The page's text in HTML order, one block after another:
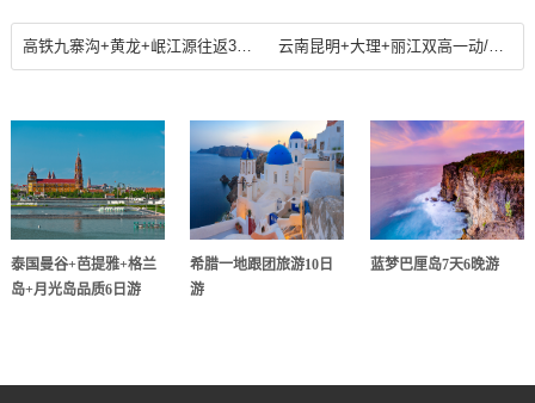
高铁九寨沟+黄龙+岷江源往返3日游 云南昆明+大理+丽江双高一动/双高三动6日游
泰国曼谷+芭提雅+格兰
岛+月光岛品质6日游
希腊一地跟团旅游10日
游
蓝梦巴厘岛7天6晚游